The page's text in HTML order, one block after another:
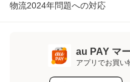
物流2024年問題への対応
au PAY マ
アプリでお買い